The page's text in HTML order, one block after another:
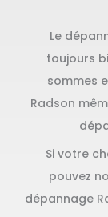
Le
toujours
sommes
Radson
Si votre
pouvez
dépannage